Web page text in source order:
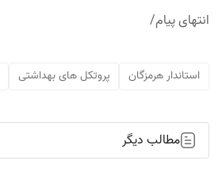
انتهای پیام/
استاندار هرمزگان پروتکل های بهداشتی
مطالب دیگر